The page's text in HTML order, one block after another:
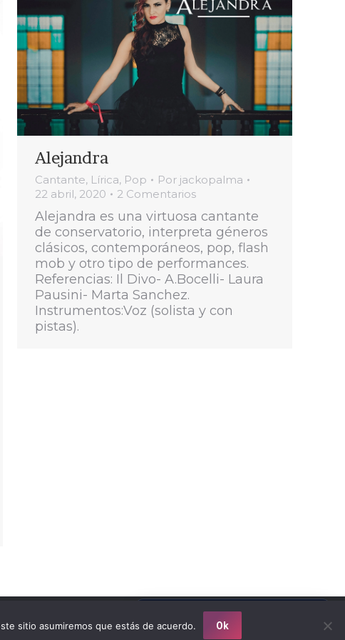
Alejandra
Cantante, Lírica, Pop Por jackopalma
22 abril, 2020
2 Comentarios
Alejandra es una virtuosa cantante
de conservatorio, interpreta géneros
clásicos, contemporáneos, pop, flash
mob y otro tipo de performances.
Referencias: Il Divo- A.Bocelli- Laura
Pausini- Marta Sanchez.
Instrumentos:Voz (solista y con
pistas).
reservados 2018 / Diseño por: Mouse Interactivo
Llámanos: 305 414 4222
sitio asumiremos que estás de acuerdo. Ok